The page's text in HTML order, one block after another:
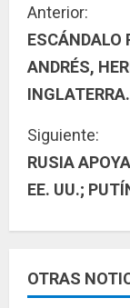
S
i
g
u
e
y
Anterior:
ESCÁNDALO
ANDRÉS,
INGLATERRA.
Siguiente:
RUSIA
EE. UU.;
OTRAS